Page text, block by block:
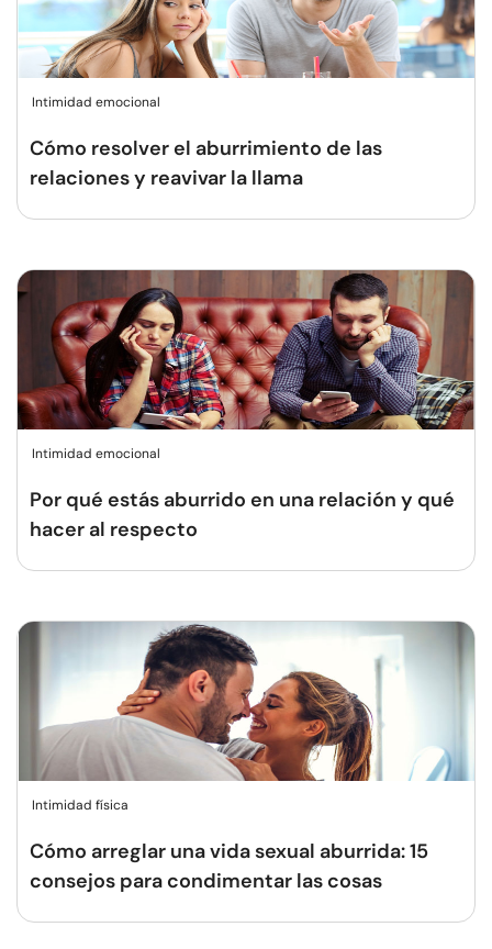
Intimidad emocional
Cómo resolver el aburrimiento de las
relaciones y reavivar la llama
Intimidad emocional
Por qué estás aburrido en una relación y qué
hacer al respecto
Intimidad física
Cómo arreglar una vida sexual aburrida: 15
consejos para condimentar las cosas